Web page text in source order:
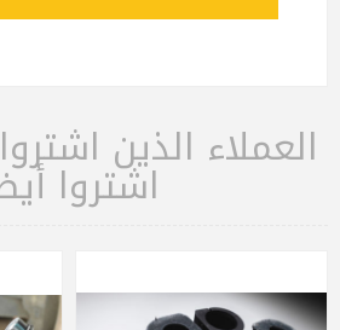
العملاء الذين
اشتروا